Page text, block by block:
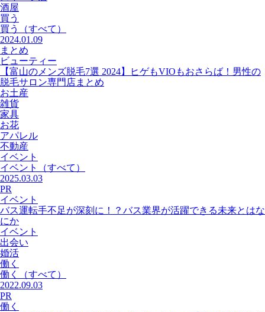
酒屋
買う
買う
（すべて）
2024.01.09
まとめ
ビューティー
【富山のメンズ脱毛7選 2024】ヒゲもVIOもおさらば！男性の
脱毛サロン専門店まとめ
お土産
雑貨
家具
お花
アパレル
不動産
イベント
イベント
（すべて）
2025.03.03
PR
イベント
バス運転手不足が深刻に！？バス業界が活躍できる未来とはな
にか
イベント
出会い
婚活
働く
働く
（すべて）
2022.09.03
PR
働く